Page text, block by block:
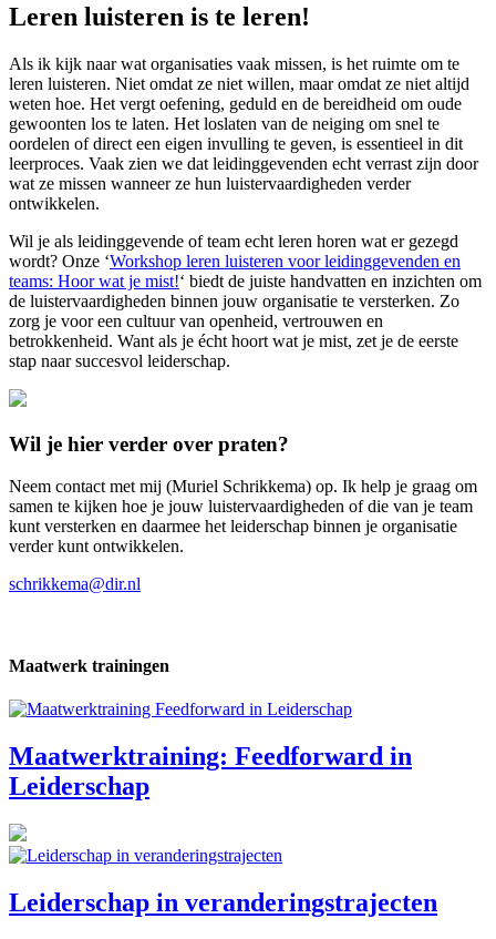
Leren luisteren is te leren!
Als ik kijk naar wat organisaties vaak missen, is het ruimte om te
leren luisteren. Niet omdat ze niet willen, maar omdat ze niet altijd
weten hoe. Het vergt oefening, geduld en de bereidheid om oude
gewoonten los te laten. Het loslaten van de neiging om snel te
oordelen of direct een eigen invulling te geven, is essentieel in dit
leerproces. Vaak zien we dat leidinggevenden echt verrast zijn door
wat ze missen wanneer ze hun luistervaardigheden verder
ontwikkelen.
Wil je als leidinggevende of team echt leren horen wat er gezegd
wordt? Onze ‘Workshop leren luisteren voor leidinggevenden en
teams: Hoor wat je mist!‘ biedt de juiste handvatten en inzichten om
de luistervaardigheden binnen jouw organisatie te versterken. Zo
zorg je voor een cultuur van openheid, vertrouwen en
betrokkenheid. Want als je écht hoort wat je mist, zet je de eerste
stap naar succesvol leiderschap.
Wil je hier verder over praten?
Neem contact met mij (Muriel Schrikkema) op. Ik help je graag om
samen te kijken hoe je jouw luistervaardigheden of die van je team
kunt versterken en daarmee het leiderschap binnen je organisatie
verder kunt ontwikkelen.
schrikkema@dir.nl
Maatwerk trainingen
Maatwerktraining: Feedforward in
Leiderschap
Leiderschap in veranderingstrajecten